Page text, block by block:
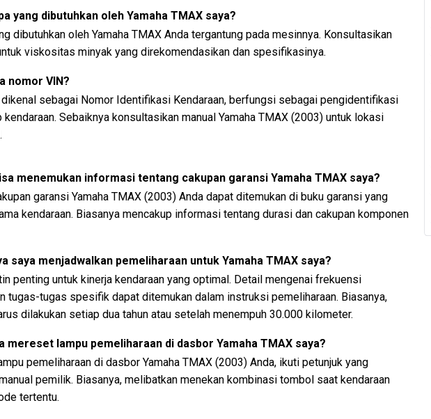
yang dibutuhkan oleh Yamaha TMAX saya?
dibutuhkan oleh Yamaha TMAX Anda tergantung pada mesinnya. Konsultasikan
viskositas minyak yang direkomendasikan dan spesifikasinya.
nomor VIN?
dikenal sebagai Nomor Identifikasi Kendaraan, berfungsi sebagai pengidentifikasi
Sebaiknya konsultasikan manual Yamaha TMAX (2003) untuk lokasi
menemukan informasi tentang cakupan garansi Yamaha TMAX saya?
garansi Yamaha TMAX (2003) Anda dapat ditemukan di buku garansi yang
kendaraan. Biasanya mencakup informasi tentang durasi dan cakupan komponen
saya menjadwalkan pemeliharaan untuk Yamaha TMAX saya?
penting untuk kinerja kendaraan yang optimal. Detail mengenai frekuensi
tugas-tugas spesifik dapat ditemukan dalam instruksi pemeliharaan. Biasanya,
dilakukan setiap dua tahun atau setelah menempuh 30.000 kilometer.
mereset lampu pemeliharaan di dasbor Yamaha TMAX saya?
pemeliharaan di dasbor Yamaha TMAX (2003) Anda, ikuti petunjuk yang
pemilik. Biasanya, melibatkan menekan kombinasi tombol saat kendaraan
tertentu.